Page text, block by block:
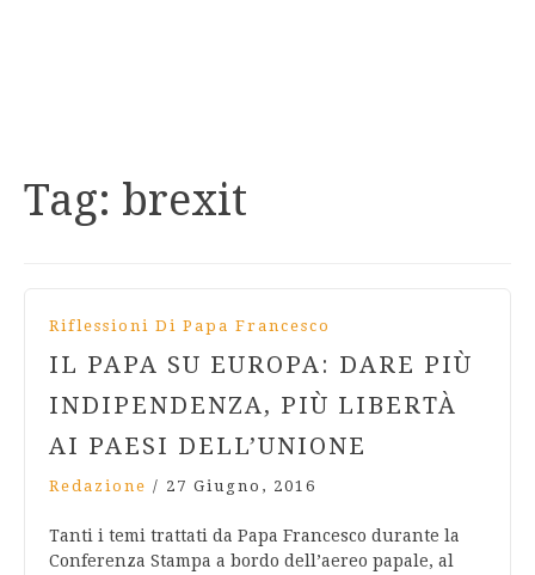
Tag: brexit
Riflessioni Di Papa Francesco
IL PAPA SU EUROPA: DARE PIÙ
INDIPENDENZA, PIÙ LIBERTÀ
AI PAESI DELL’UNIONE
Redazione / 27 Giugno, 2016
Tanti i temi trattati da Papa Francesco durante la
Conferenza Stampa a bordo dell’aereo papale, al